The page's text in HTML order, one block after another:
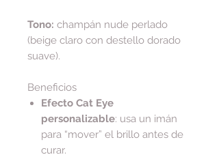
Tono: champán nude perlado
(beige claro con destello dorado
suave).
Beneficios
Efecto Cat Eye
personalizable: usa un imán
para “mover” el brillo antes de
curar.